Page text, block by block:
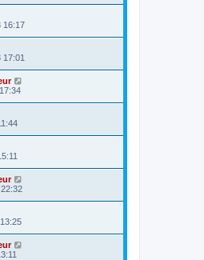
16:17
17:01